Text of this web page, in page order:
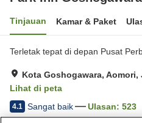
Tinjauan Kamar & Paket
Terletak tepat di depan Pusat
Kota Goshogawara, Aomori,
Lihat di peta
4.1 Sangat baik Ulasan: 523